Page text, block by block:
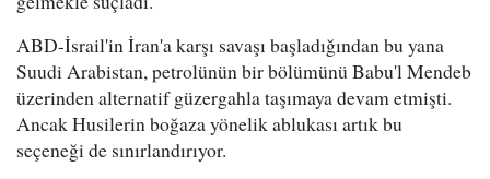
ABD-İsrail'in İran'a karşı savaşı başladığından bu yana
Suudi Arabistan, petrolünün bir bölümünü Babu'l Mendeb
üzerinden alternatif güzergahla taşımaya devam etmişti.
Ancak Husilerin boğaza yönelik ablukası artık bu
seçeneği de sınırlandırıyor.